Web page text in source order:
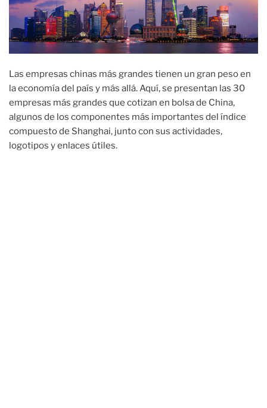
Las empresas chinas más grandes tienen un gran peso en
la economía del país y más allá. Aquí, se presentan las 30
empresas más grandes que cotizan en bolsa de China,
algunos de los componentes más importantes del índice
compuesto de Shanghai, junto con sus actividades,
logotipos y enlaces útiles.